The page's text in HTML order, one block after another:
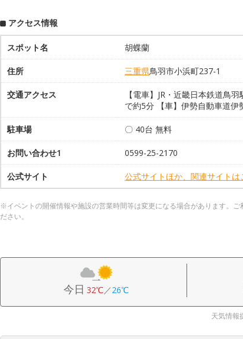
アクセス情報
スポット名 胡蝶蘭
住所 三重県鳥羽市小浜町237-1
交通アクセス
【電車】JR・近畿日本鉄道鳥
で約5分 【車】伊勢自動車道伊
駐車場 〇 40台 無料
お問い合わせ1 0599-25-2170
公式サイト 公式サイトほか、関連サイトは
※イベントの開催情報や施設の営業時間等は変更になる場合があります。ご
ださい。
今日 32℃／26℃
天気情報